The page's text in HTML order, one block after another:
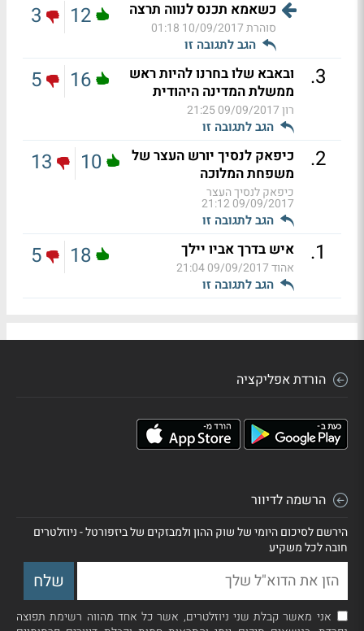
כשאמא תכנס לנווה תרצה
סוהרת10/09/2017 01:18
הגב לתגובה זו
12
3
3
.
ובאבא שלו בחרנו להיות ראש
ממשלת המדינה היהודית
רון09/09/2017 21:25
הגב לתגובה זו
16
5
2
.
כיפאק לנסיך יורש העצר של
משפחת המלוכה
כיפאק לנסיך העצר
09/09/2017 21:12
הגב לתגובה זו
10
13
1
. איש בדרך אביו יילך
אהוד09/09/2017 21:04
הגב לתגובה זו
18
5
הורדת אפליקציה
הרשמה לדיוור
הירשם לסיכום היומי של שוק ההון ולמבזקים של ביזפורטל - ניוזלטרים
חובה לכל משקיע
אני מאשר קבלת שני ניוזלטרים, אשר כל אחד מהווה רשימת תפוצה